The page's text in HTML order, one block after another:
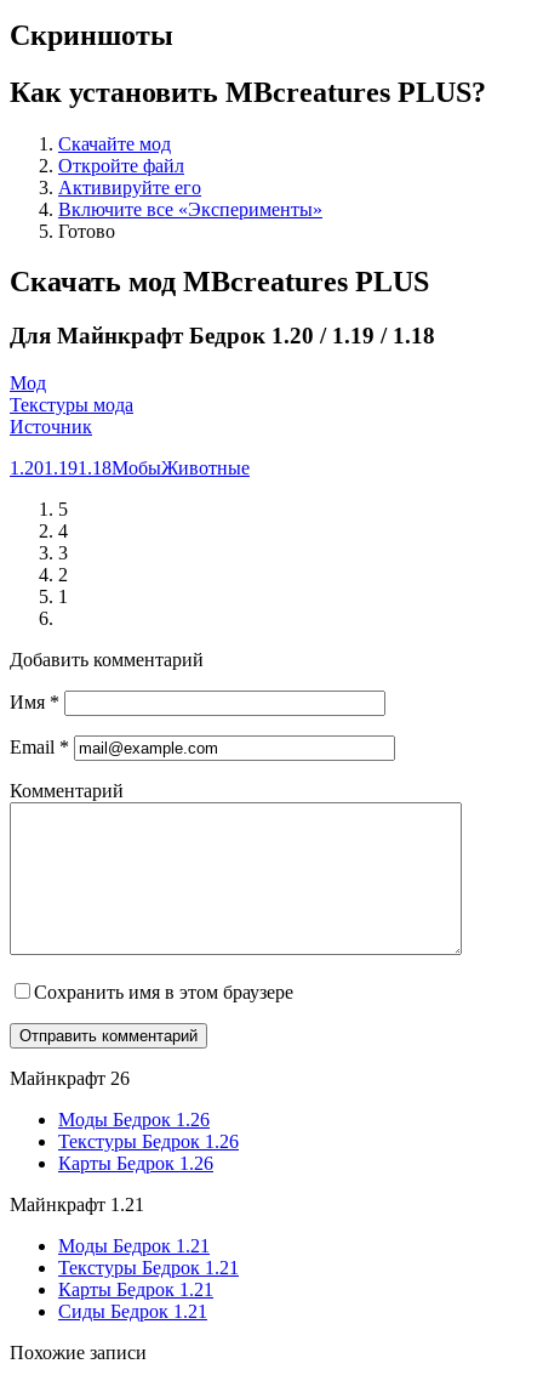
Скриншоты
Как установить MBcreatures PLUS?
Скачайте мод
Откройте файл
Активируйте его
Включите все «Эксперименты»
Готово
Скачать мод MBcreatures PLUS
Для Майнкрафт Бедрок 1.20 / 1.19 / 1.18
Мод
Текстуры мода
Источник
1.201.191.18МобыЖивотные
5
4
3
2
1
Добавить комментарий
Имя *
Email *
Комментарий
Сохранить имя в этом браузере
Майнкрафт 26
Моды Бедрок 1.26
Текстуры Бедрок 1.26
Карты Бедрок 1.26
Майнкрафт 1.21
Моды Бедрок 1.21
Текстуры Бедрок 1.21
Карты Бедрок 1.21
Сиды Бедрок 1.21
Похожие записи